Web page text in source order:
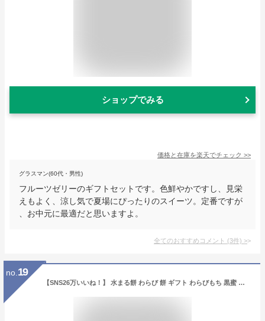
ショップでみる
価格と在庫を楽天でチェック >>
グラスマン(60代・男性)
フルーツゼリーのギフトセットです。色鮮やかですし、見栄
えもよく、涼し気で夏場にぴったりのスイーツ。定番ですが
、お中元に最適だと思いますよ。
全てのおすすめコメント (3件) >
no. 19
【SNS26万いいね！】 水まる餅 わらび 餅 ギフト わらびもち 黒蜜 きなこ 餅 夏 お中元 プレゼント スイーツ デザート 手提げ 贈り物 誕生日 祝い 手 土産 和 菓子 水まるもち お取り寄せ 送料無料 水餅 水晶 雫